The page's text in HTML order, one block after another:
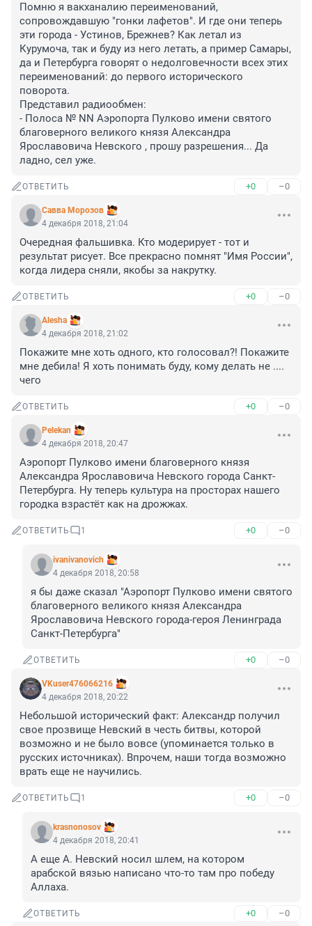
Помню я вакханалию переименований,
сопровождавшую "гонки лафетов". И где они теперь
эти города - Устинов, Брежнев? Как летал из
Курумоча, так и буду из него летать, а пример Самары,
да и Петербурга говорят о недолговечности всех этих
переименований: до первого исторического
поворота.
Представил радиообмен:
- Полоса № NN Аэропорта Пулково имени святого
благоверного великого князя Александра
Ярославовича Невского , прошу разрешения... Да
ладно, сел уже.
ОТВЕТИТЬ +0 –0
Савва Морозов
4 декабря 2018, 21:04
Очередная фальшивка. Кто модерирует - тот и
результат рисует. Все прекрасно помнят "Имя России",
когда лидера сняли, якобы за накрутку.
ОТВЕТИТЬ +0 –0
Alesha
4 декабря 2018, 21:02
Покажите мне хоть одного, кто голосовал?! Покажите
мне дебила! Я хоть понимать буду, кому делать не ....
чего
ОТВЕТИТЬ +0 –0
Pelekan
4 декабря 2018, 20:47
Аэропорт Пулково имени благоверного князя
Александра Ярославовича Невского города Санкт-
Петербурга. Ну теперь культура на просторах нашего
городка взрастёт как на дрожжах.
ОТВЕТИТЬ 1 +0 –0
ivanivanovich
4 декабря 2018, 20:58
я бы даже сказал "Аэропорт Пулково имени святого
благоверного великого князя Александра
Ярославовича Невского города-героя Ленинграда
Санкт-Петербурга"
ОТВЕТИТЬ +0 –0
VKuser476066216
4 декабря 2018, 20:22
Небольшой исторический факт: Александр получил
свое прозвище Невский в честь битвы, которой
возможно и не было вовсе (упоминается только в
русских источниках). Впрочем, наши тогда возможно
врать еще не научились.
ОТВЕТИТЬ 1 +0 –0
krasnonosov
4 декабря 2018, 20:41
А еще А. Невский носил шлем, на котором
арабской вязью написано что-то там про победу
Аллаха.
ОТВЕТИТЬ +0 –0